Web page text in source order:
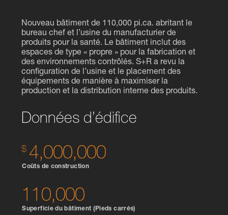
Nouveau bâtiment de 110,000 pi.ca. abritant le
bureau chef et l’usine du manufacturier de
produits pour la santé. Le bâtiment inclut des
espaces de type « propre » pour la fabrication et
des environnements contrôlés. S+R a revu la
configuration de l’usine et le placement des
équipements de manière à maximiser la
production et la distribution interne des produits.
Données d’édifice
4,000,000
Coûts de construction
110,000
Superficie du bâtiment (Pieds carrés)